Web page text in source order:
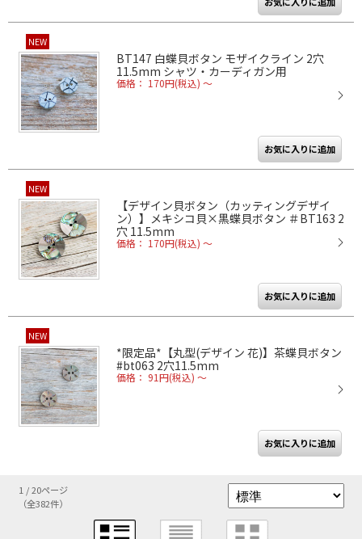
NEW
BT147 白蝶貝ボタン モザイクライン 2穴
11.5mm シャツ・カーディガン用
価格： 170円(税込) ～
NEW
【デザイン貝ボタン（カッティングデザイ
ン）】メキシコ貝×黒蝶貝ボタン ＃BT163 2
穴 11.5mm
価格： 170円(税込) ～
NEW
*限定品*【丸型(デザイン 花)】茶蝶貝ボタン
#bt063 2穴11.5mm
価格： 91円(税込) ～
1 / 20ページ
（全382件）